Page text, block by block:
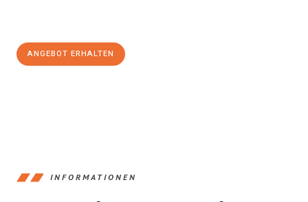
ANGEBOT ERHALTEN
INFORMATIONEN